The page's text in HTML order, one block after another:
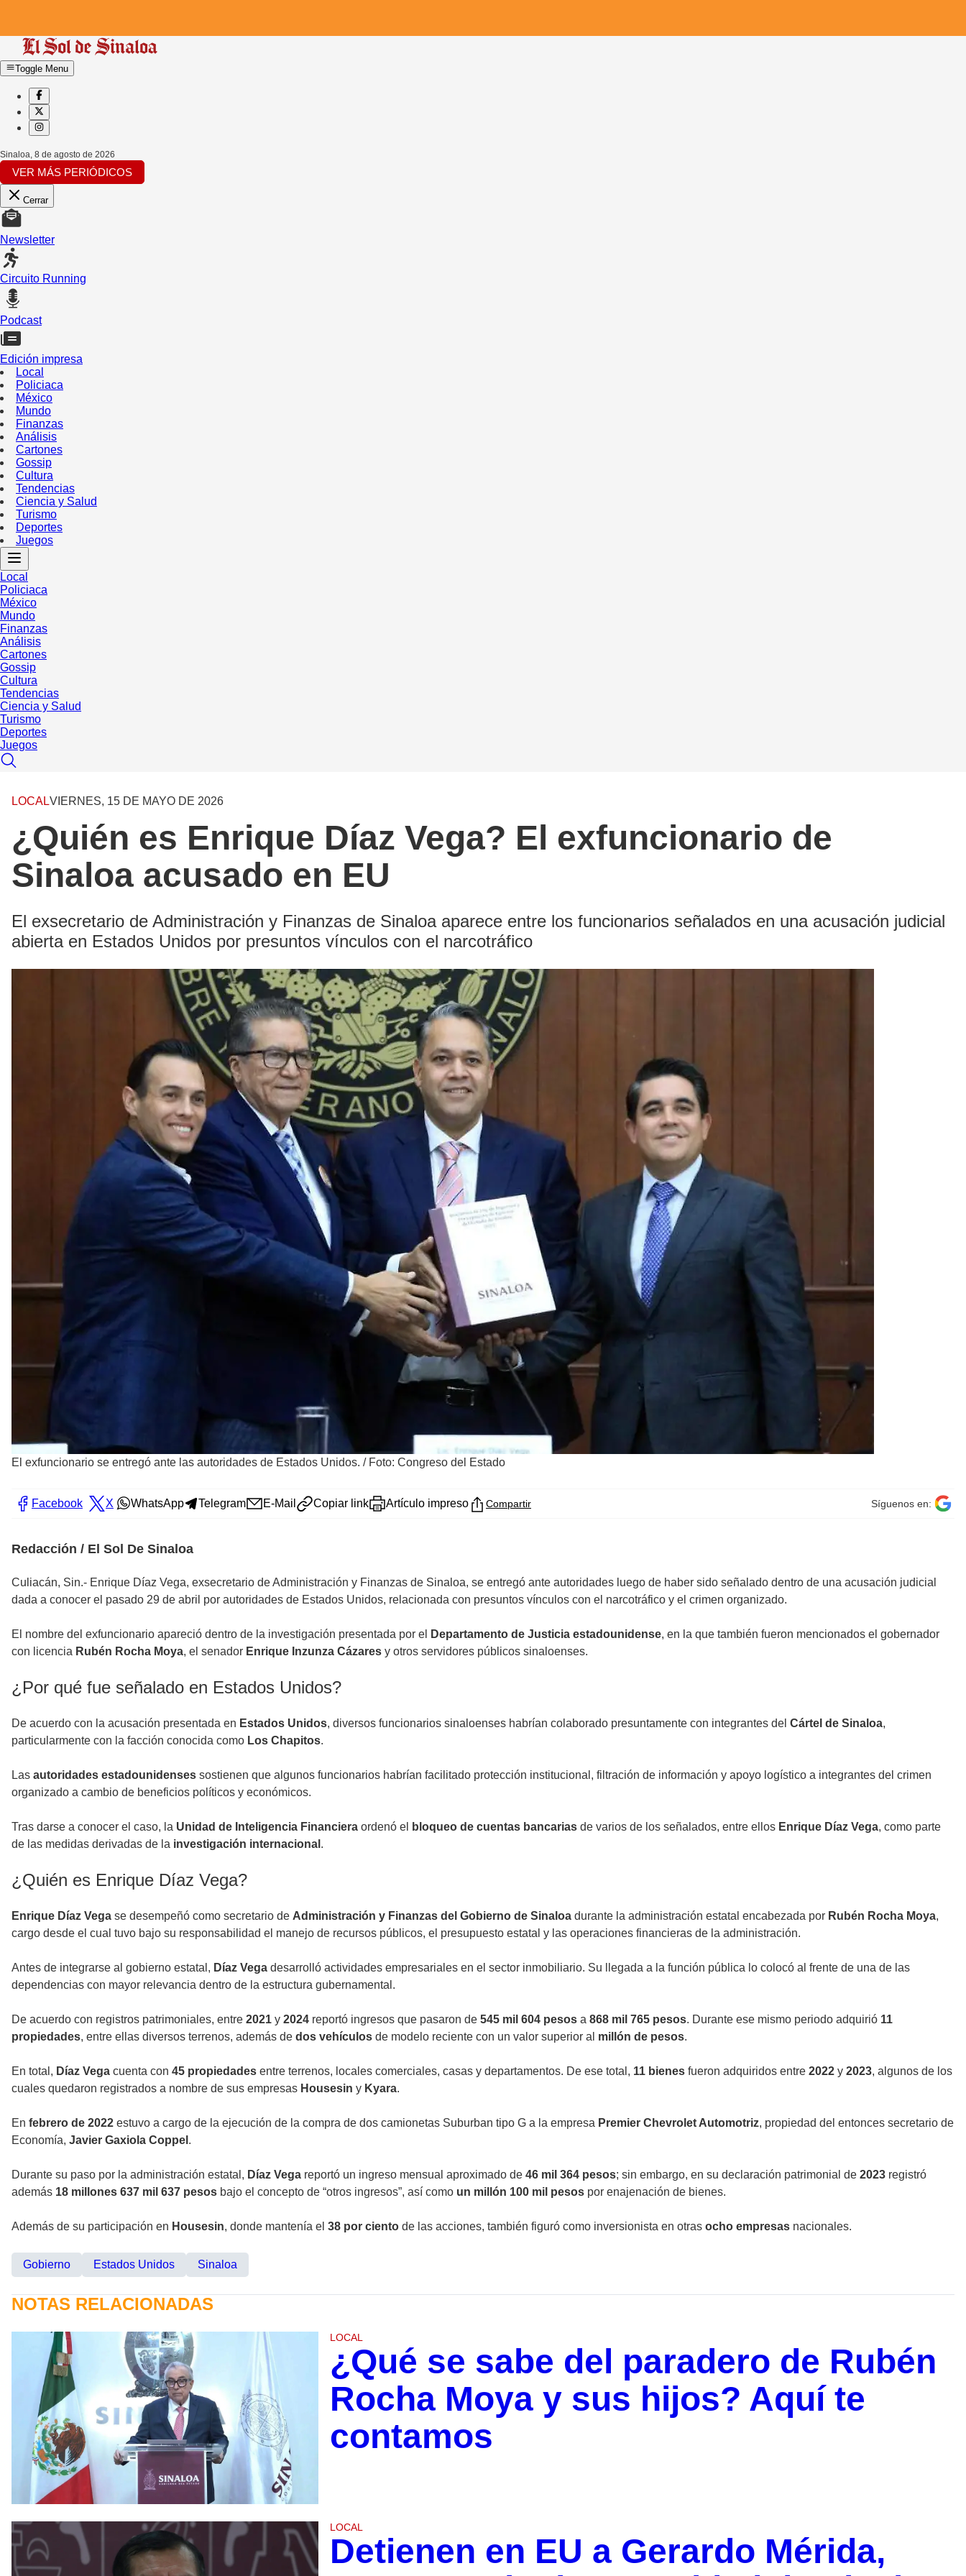
Toggle Menu
Sinaloa, 8 de agosto de 2026
VER MÁS PERIÓDICOS
Cerrar
Newsletter
Circuito Running
Podcast
Edición impresa
Local
Policiaca
México
Mundo
Finanzas
Análisis
Cartones
Gossip
Cultura
Tendencias
Ciencia y Salud
Turismo
Deportes
Juegos
Local
Policiaca
México
Mundo
Finanzas
Análisis
Cartones
Gossip
Cultura
Tendencias
Ciencia y Salud
Turismo
Deportes
Juegos
LOCALVIERNES, 15 DE MAYO DE 2026
¿Quién es Enrique Díaz Vega? El exfuncionario de
Sinaloa acusado en EU
El exsecretario de Administración y Finanzas de Sinaloa aparece entre los funcionarios señalados en una acusación judicial
abierta en Estados Unidos por presuntos vínculos con el narcotráfico
El exfuncionario se entregó ante las autoridades de Estados Unidos. / Foto: Congreso del Estado
Facebook X WhatsApp Telegram E-Mail Copiar link Artículo impreso Compartir Síguenos en:
Redacción / El Sol De Sinaloa
Culiacán, Sin.- Enrique Díaz Vega, exsecretario de Administración y Finanzas de Sinaloa, se entregó ante autoridades luego de haber sido señalado dentro de una acusación judicial
dada a conocer el pasado 29 de abril por autoridades de Estados Unidos, relacionada con presuntos vínculos con el narcotráfico y el crimen organizado.
El nombre del exfuncionario apareció dentro de la investigación presentada por el Departamento de Justicia estadounidense, en la que también fueron mencionados el gobernador
con licencia Rubén Rocha Moya, el senador Enrique Inzunza Cázares y otros servidores públicos sinaloenses.
¿Por qué fue señalado en Estados Unidos?
De acuerdo con la acusación presentada en Estados Unidos, diversos funcionarios sinaloenses habrían colaborado presuntamente con integrantes del Cártel de Sinaloa,
particularmente con la facción conocida como Los Chapitos.
Las autoridades estadounidenses sostienen que algunos funcionarios habrían facilitado protección institucional, filtración de información y apoyo logístico a integrantes del crimen
organizado a cambio de beneficios políticos y económicos.
Tras darse a conocer el caso, la Unidad de Inteligencia Financiera ordenó el bloqueo de cuentas bancarias de varios de los señalados, entre ellos Enrique Díaz Vega, como parte
de las medidas derivadas de la investigación internacional .
¿Quién es Enrique Díaz Vega?
Enrique Díaz Vega se desempeñó como secretario de Administración y Finanzas del Gobierno de Sinaloa durante la administración estatal encabezada por Rubén Rocha Moya,
cargo desde el cual tuvo bajo su responsabilidad el manejo de recursos públicos, el presupuesto estatal y las operaciones financieras de la administración.
Antes de integrarse al gobierno estatal, Díaz Vega desarrolló actividades empresariales en el sector inmobiliario. Su llegada a la función pública lo colocó al frente de una de las
dependencias con mayor relevancia dentro de la estructura gubernamental.
De acuerdo con registros patrimoniales, entre 2021 y 2024 reportó ingresos que pasaron de 545 mil 604 pesos a 868 mil 765 pesos. Durante ese mismo periodo adquirió 11
propiedades, entre ellas diversos terrenos, además de dos vehículos de modelo reciente con un valor superior al millón de pesos.
En total, Díaz Vega cuenta con 45 propiedades entre terrenos, locales comerciales, casas y departamentos. De ese total, 11 bienes fueron adquiridos entre 2022 y 2023, algunos de los
cuales quedaron registrados a nombre de sus empresas Housesin y Kyara.
En febrero de 2022 estuvo a cargo de la ejecución de la compra de dos camionetas Suburban tipo G a la empresa Premier Chevrolet Automotriz, propiedad del entonces secretario de
Economía, Javier Gaxiola Coppel .
Durante su paso por la administración estatal, Díaz Vega reportó un ingreso mensual aproximado de 46 mil 364 pesos; sin embargo, en su declaración patrimonial de 2023 registró
además 18 millones 637 mil 637 pesos bajo el concepto de “otros ingresos”, así como un millón 100 mil pesos por enajenación de bienes.
Además de su participación en Housesin, donde mantenía el 38 por ciento de las acciones, también figuró como inversionista en otras ocho empresas nacionales.
Gobierno Estados Unidos Sinaloa
NOTAS RELACIONADAS
LOCAL
¿Qué se sabe del paradero de Rubén
Rocha Moya y sus hijos? Aquí te
contamos
LOCAL
Detienen en EU a Gerardo Mérida,